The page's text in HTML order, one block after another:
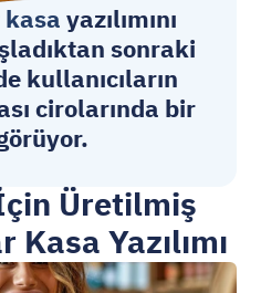
yazılımını
sonraki
kullanıcıların
cirolarında bir
Üretilmiş
Yazılımı